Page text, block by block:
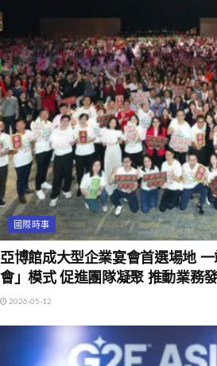
國際時事
亞博館成大型企業宴會首選場地
會」模式 促進團隊凝聚 推動業務
2026-05-12